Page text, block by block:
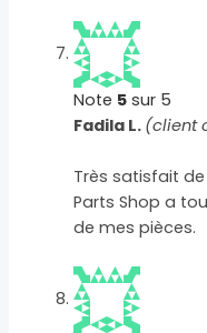
Note 5 sur 5
Fadila L. (client
Très satisfait
Parts Shop a
de mes pièces.